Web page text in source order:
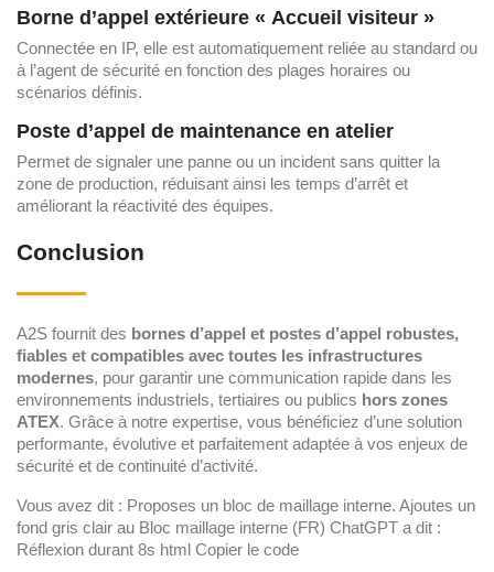
Borne d’appel extérieure « Accueil visiteur »
Connectée en IP, elle est automatiquement reliée au standard ou
à l’agent de sécurité en fonction des plages horaires ou
scénarios définis.
Poste d’appel de maintenance en atelier
Permet de signaler une panne ou un incident sans quitter la
zone de production, réduisant ainsi les temps d’arrêt et
améliorant la réactivité des équipes.
Conclusion
A2S fournit des bornes d’appel et postes d’appel robustes,
fiables et compatibles avec toutes les infrastructures
modernes, pour garantir une communication rapide dans les
environnements industriels, tertiaires ou publics hors zones
ATEX. Grâce à notre expertise, vous bénéficiez d’une solution
performante, évolutive et parfaitement adaptée à vos enjeux de
sécurité et de continuité d’activité.
Vous avez dit : Proposes un bloc de maillage interne. Ajoutes un
fond gris clair au Bloc maillage interne (FR) ChatGPT a dit :
Réflexion durant 8s html Copier le code